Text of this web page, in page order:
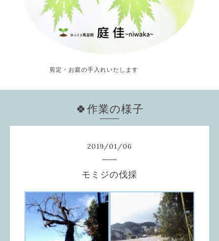
剪定・お庭の手入れいたします
🍀作業の様子
2019/01/06
モミジの伐採